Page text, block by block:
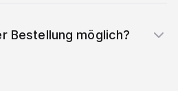
Bestellung möglich?